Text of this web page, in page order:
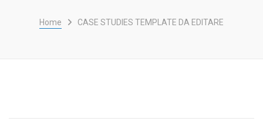
Home CASE STUDIES TEMPLATE DA EDITARE